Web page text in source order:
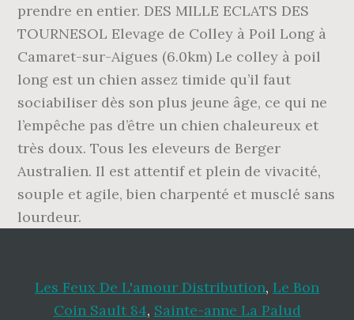
Les Feux De L'amour Distribution, Le Bon
Coin Sault 84, Sainte-anne La Palud